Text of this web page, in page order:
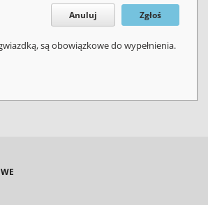
Anuluj Zgłoś
są obowiązkowe do wypełnienia.